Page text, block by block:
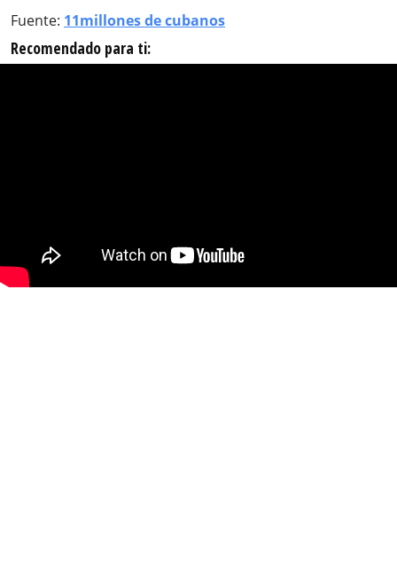
Fuente: 11millones de cubanos
Recomendado para ti: